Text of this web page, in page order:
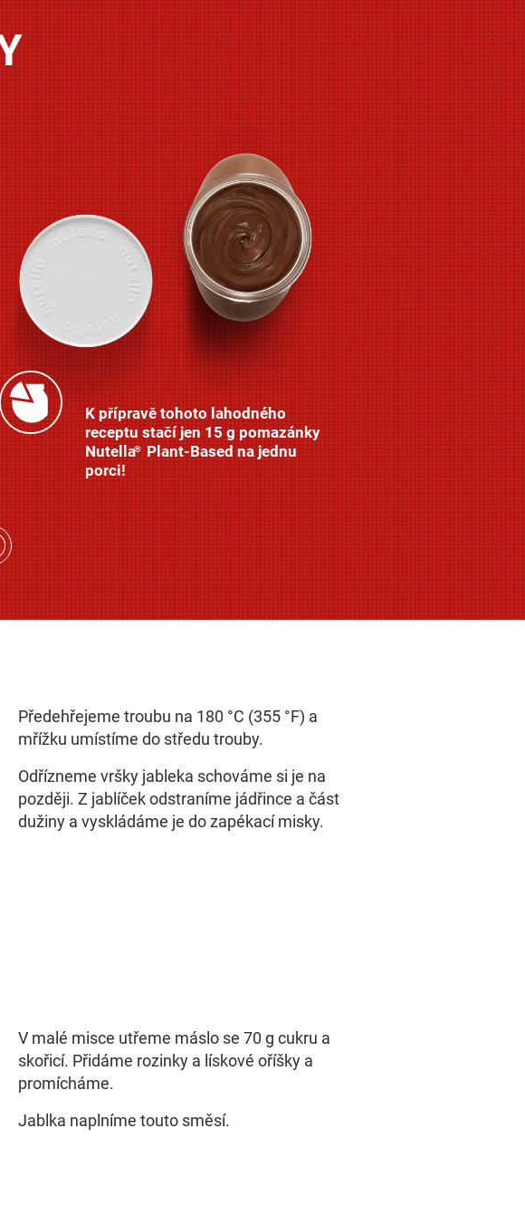
K přípravě tohoto lahodného
receptu stačí jen 15 g pomazánky
Nutella®Plant-Based na jednu
porci!
Předehřejeme troubu na 180 °C (355 °F) a
mřížku umístíme do středu trouby.
Odřízneme vršky jableka schováme si je na
později. Z jablíček odstraníme jádřince a část
dužiny a vyskládáme je do zapékací misky.
V malé misce utřeme máslo se 70 g cukru a
skořicí. Přidáme rozinky a lískové oříšky a
promícháme.
Jablka naplníme touto směsí.